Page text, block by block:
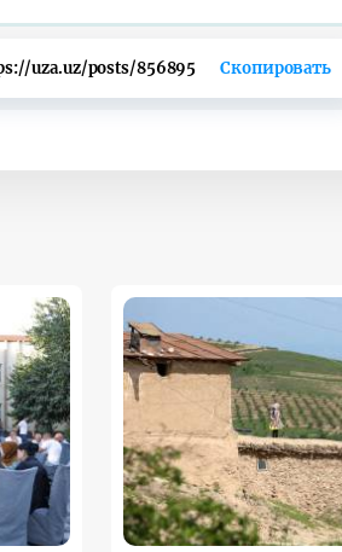
uza.uz/posts/856895 Скопировать